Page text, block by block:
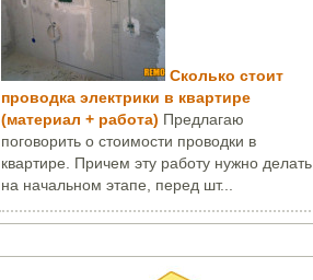
Сколько стоит
проводка электрики в квартире
(материал + работа) Предлагаю
поговорить о стоимости проводки в
квартире. Причем эту работу нужно делать
на начальном этапе, перед шт...